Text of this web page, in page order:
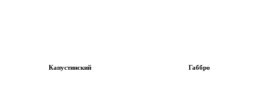
Капустинский Габбро